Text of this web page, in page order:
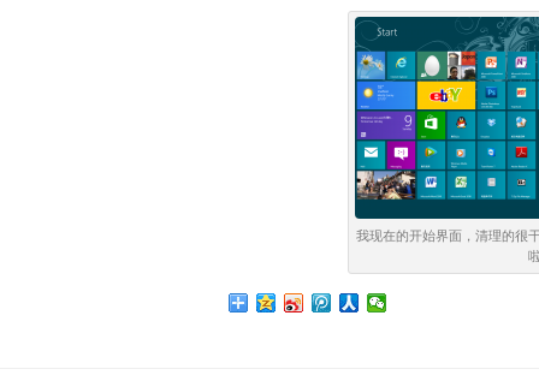
我现在的开始界面，清理的很